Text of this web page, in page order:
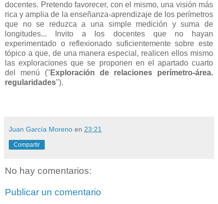
docentes. Pretendo favorecer, con el mismo, una visión más
rica y amplia de la enseñanza-aprendizaje de los perímetros
que no se reduzca a una simple medición y suma de
longitudes... Invito a los docentes que no hayan
experimentado o reflexionado suficientemente sobre este
tópico a que, de una manera especial, realicen ellos mismo
las exploraciones que se proponen en el apartado cuarto
del menú (" Exploración de relaciones perímetro-área.
regularidades").
Juan García Moreno en 23:21
Compartir
No hay comentarios:
Publicar un comentario